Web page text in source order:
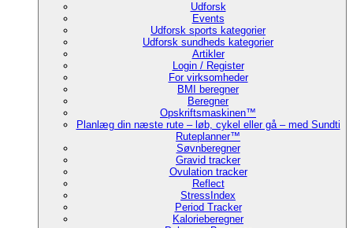
Udforsk
Events
Udforsk sports kategorier
Udforsk sundheds kategorier
Artikler
Login / Register
For virksomheder
BMI beregner
Beregner
Opskriftsmaskinen™
Planlæg din næste rute – løb, cykel eller gå – med Sundti
Ruteplanner™
Søvnberegner
Gravid tracker
Ovulation tracker
Reflect
StressIndex
Period Tracker
Kalorieberegner